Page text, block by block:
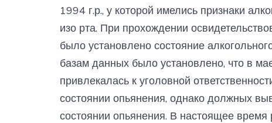
1994 г.р., у которой имелись признаки
изо рта. При прохождении
было установлено состояние
базам данных было установлено, что в
привлекалась к уголовной
состоянии опьянения, однако должных
состоянии опьянения. В настоящее